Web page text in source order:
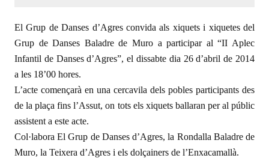
El Grup de Danses d’Agres convida als xiquets i xiquetes del
Grup de Danses Baladre de Muro a participar al “II Aplec
Infantil de Danses d’Agres”, el dissabte dia 26 d’abril de 2014
a les 18’00 hores.
L’acte començarà en una cercavila dels pobles participants des
de la plaça fins l’Assut, on tots els xiquets ballaran per al públic
assistent a este acte.
Col·labora El Grup de Danses d’Agres, la Rondalla Baladre de
Muro, la Teixera d’Agres i els dolçainers de l’Enxacamallà.